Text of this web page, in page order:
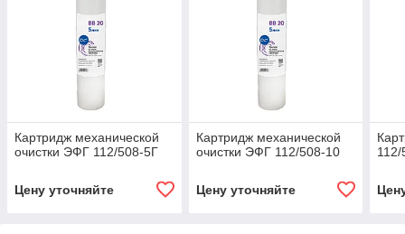
Картридж механической
очистки ЭФГ 112/508-5Г
Цену уточняйте
Картридж механической
очистки ЭФГ 112/508-10
Цену уточняйте